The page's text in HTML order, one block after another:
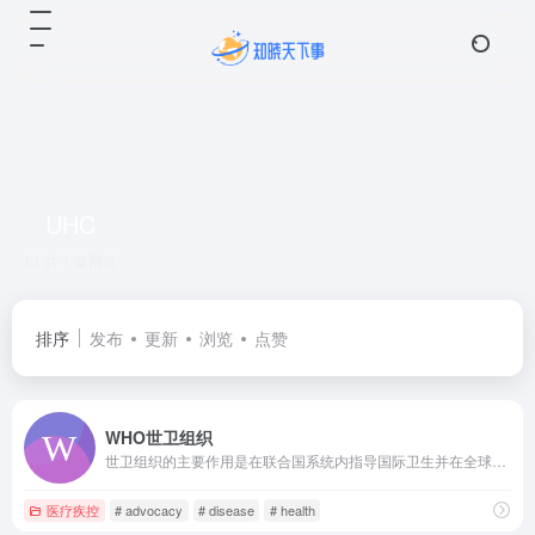
排序 发布 更新 浏览 点赞
WHO世卫组织
医疗疾控 # advocacy # disease # health